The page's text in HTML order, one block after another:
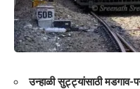
उन्हाळी सुट्ट्यांसाठी मडगाव-